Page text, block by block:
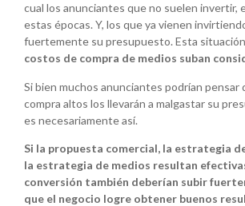
cual los anunciantes que no suelen invertir,
estas épocas. Y, los que ya vienen
fuertemente su presupuesto. Esta
costos de compra de medios suban
Si bien muchos anunciantes podrían pensar
compra altos los llevarán a malgastar su
es necesariamente así.
Si la propuesta comercial, la estrategia
la estrategia de medios resultan
conversión también deberían subir
que el negocio logre obtener buenos